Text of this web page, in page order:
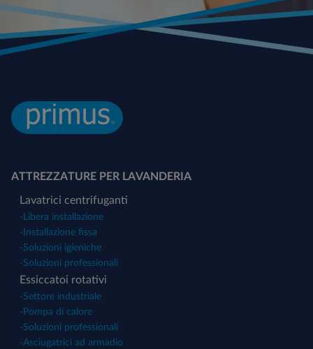
ATTREZZATURE PER LAVANDERIA
Lavatrici centrifuganti
- Libera installazione
- Installazione fissa
-Soluzioni igieniche
-Soluzioni professionali
Essiccatoi rotativi
-Settore industriale
- Pompa di calore
-Soluzioni professionali
-Asciugatrici ad armadio